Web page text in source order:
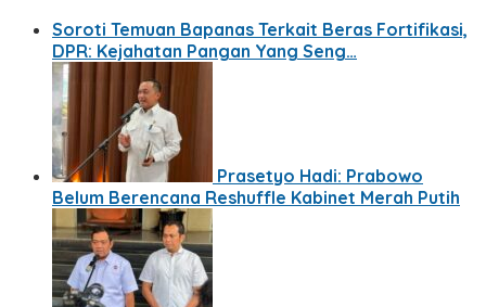
Soroti Temuan Bapanas Terkait Beras Fortifikasi,
DPR: Kejahatan Pangan Yang Seng…
Prasetyo Hadi: Prabowo
Belum Berencana Reshuffle Kabinet Merah Putih